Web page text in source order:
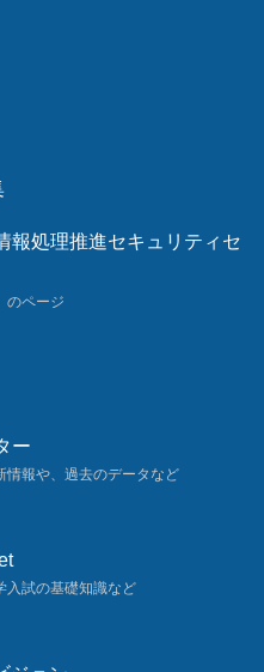
報処理推進セキュリティセ
のページ
ー
情報や、過去のデータなど
入試の基礎知識など